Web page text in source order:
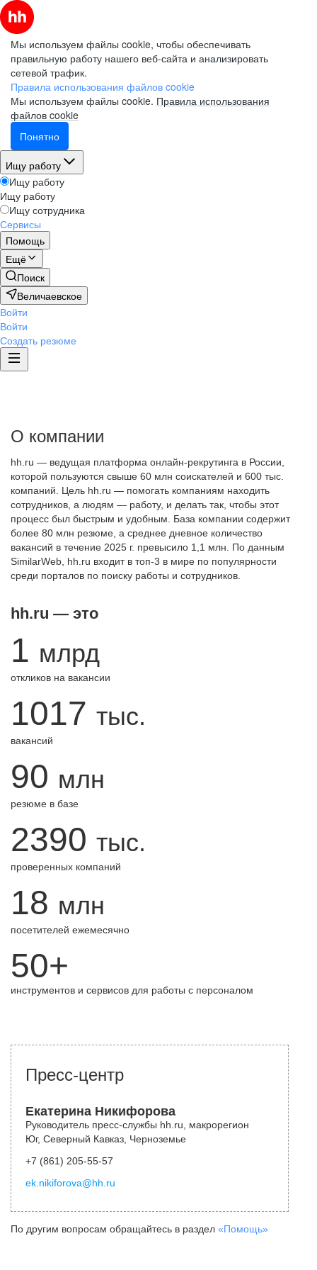
Мы используем файлы cookie, чтобы обеспечивать
правильную работу нашего веб-сайта и анализировать
сетевой трафик.
Правила использования файлов cookie
Мы используем файлы cookie. Правила использования
файлов cookie
Понятно
Ищу работу
Ищу работу
Ищу работу
Ищу сотрудника
Сервисы
Помощь
Ещё
Поиск
Величаевское
Войти
Войти
Создать резюме
О компании
hh.ru — ведущая платформа онлайн-рекрутинга в России,
которой пользуются свыше 60 млн соискателей и 600 тыс.
компаний. Цель hh.ru — помогать компаниям находить
сотрудников, а людям — работу, и делать так, чтобы этот
процесс был быстрым и удобным. База компании содержит
более 80 млн резюме, а среднее дневное количество
вакансий в течение 2025 г. превысило 1,1 млн. По данным
SimilarWeb, hh.ru входит в топ-3 в мире по популярности
среди порталов по поиску работы и сотрудников.
hh.ru — это
1 млрд
откликов на вакансии
1017 тыс.
вакансий
90 млн
резюме в базе
2390 тыс.
проверенных компаний
18 млн
посетителей ежемесячно
50+
инструментов и сервисов для работы с персоналом
Пресс-центр
Екатерина Никифорова
Руководитель пресс-службы hh.ru, макрорегион
Юг, Северный Кавказ, Черноземье
+7 (861) 205-55-57
ek.nikiforova@hh.ru
По другим вопросам обращайтесь в раздел «Помощь»